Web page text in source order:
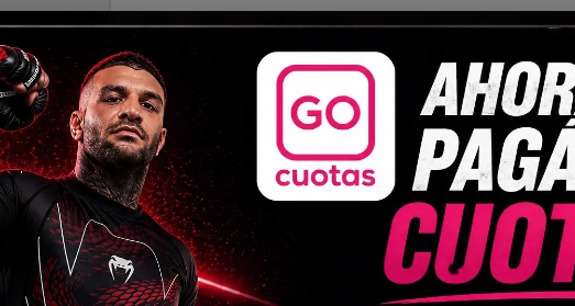
Pago seguro
Envíos a todo el país
Compartir